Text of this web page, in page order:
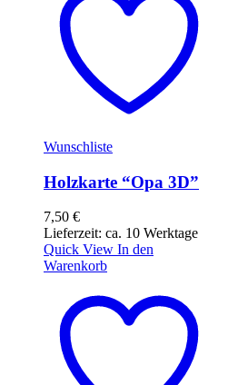
Wunschliste
Holzkarte “Opa 3D”
7,50 €
Lieferzeit: ca. 10 Werktage
Quick View In den
Warenkorb